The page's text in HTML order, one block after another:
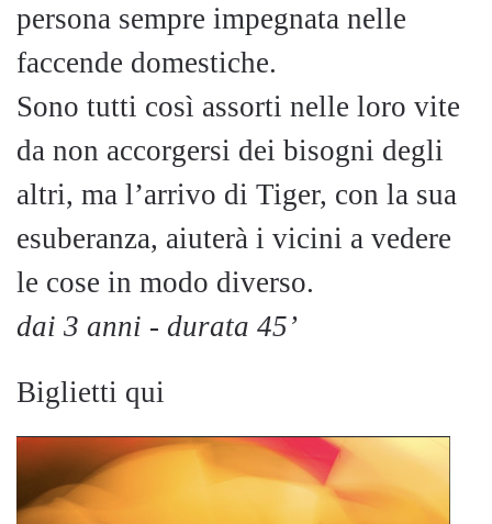
persona sempre impegnata nelle
faccende domestiche.
Sono tutti così assorti nelle loro vite
da non accorgersi dei bisogni degli
altri, ma l’arrivo di Tiger, con la sua
esuberanza, aiuterà i vicini a vedere
le cose in modo diverso.
dai 3 anni - durata 45’
Biglietti qui